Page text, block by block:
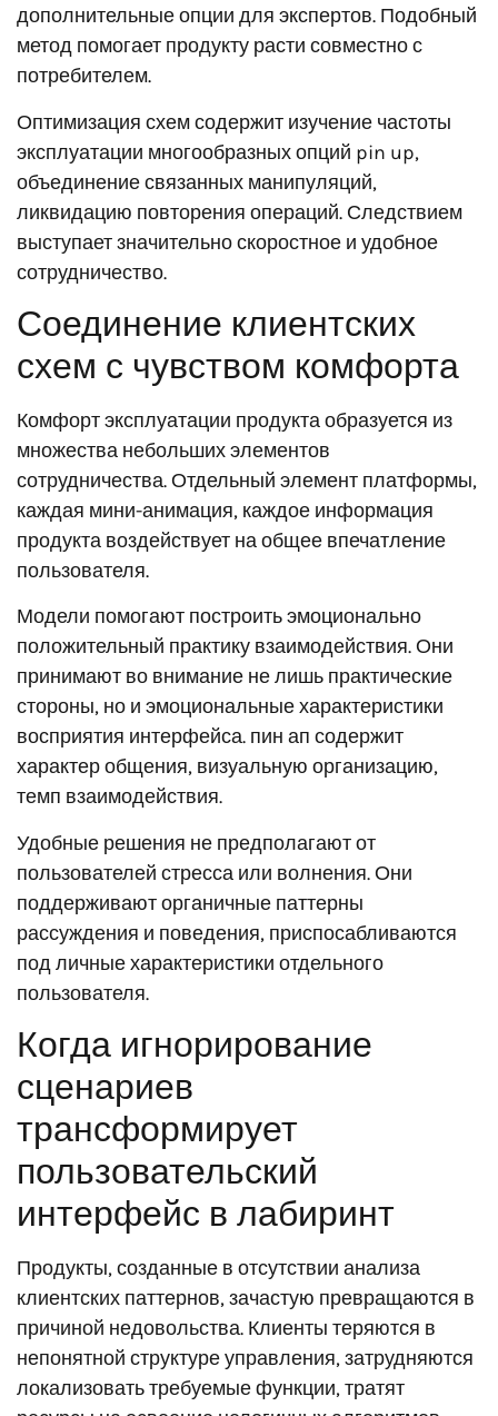
дополнительные опции для экспертов. Подобный
метод помогает продукту расти совместно с
потребителем.
Оптимизация схем содержит изучение частоты
эксплуатации многообразных опций pin up,
объединение связанных манипуляций,
ликвидацию повторения операций. Следствием
выступает значительно скоростное и удобное
сотрудничество.
Соединение клиентских
схем с чувством комфорта
Комфорт эксплуатации продукта образуется из
множества небольших элементов
сотрудничества. Отдельный элемент платформы,
каждая мини-анимация, каждое информация
продукта воздействует на общее впечатление
пользователя.
Модели помогают построить эмоционально
положительный практику взаимодействия. Они
принимают во внимание не лишь практические
стороны, но и эмоциональные характеристики
восприятия интерфейса. пин ап содержит
характер общения, визуальную организацию,
темп взаимодействия.
Удобные решения не предполагают от
пользователей стресса или волнения. Они
поддерживают органичные паттерны
рассуждения и поведения, приспосабливаются
под личные характеристики отдельного
пользователя.
Когда игнорирование
сценариев
трансформирует
пользовательский
интерфейс в лабиринт
Продукты, созданные в отсутствии анализа
клиентских паттернов, зачастую превращаются в
причиной недовольства. Клиенты теряются в
непонятной структуре управления, затрудняются
локализовать требуемые функции, тратят